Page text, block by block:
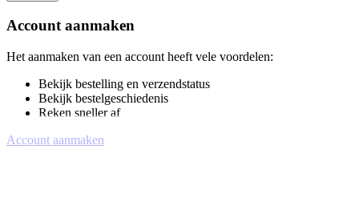
Account aanmaken
Het aanmaken van een account heeft vele voordelen:
Bekijk bestelling en verzendstatus
Bekijk bestelgeschiedenis
Reken sneller af
Account aanmaken